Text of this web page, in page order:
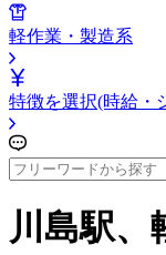
軽作業・製造系
特徴を選択(時給・
川島駅、